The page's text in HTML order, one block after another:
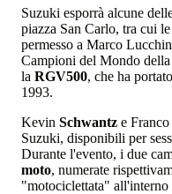
Suzuki esporrà alcune
piazza San Carlo, tra cui
permesso a Marco
Campioni del Mondo
la RGV500, che ha
1993.
Kevin Schwantz e Franco
Suzuki, disponibili per
Durante l'evento, i due
moto, numerate
"motociclettata" all'interno